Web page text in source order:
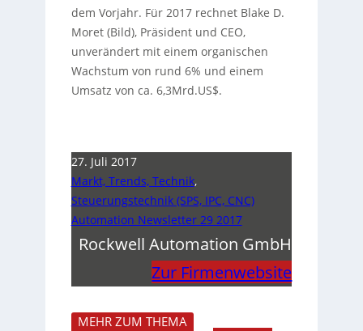
dem Vorjahr. Für 2017 rechnet Blake D.
Moret (Bild), Präsident und CEO,
unverändert mit einem organischen
Wachstum von rund 6% und einem
Umsatz von ca. 6,3Mrd.US$.
27. Juli 2017
Markt, Trends, Technik,
Steuerungstechnik (SPS, IPC, CNC)
Automation Newsletter 29 2017
Rockwell Automation GmbH
Zur Firmenwebsite
MEHR ZUM THEMA